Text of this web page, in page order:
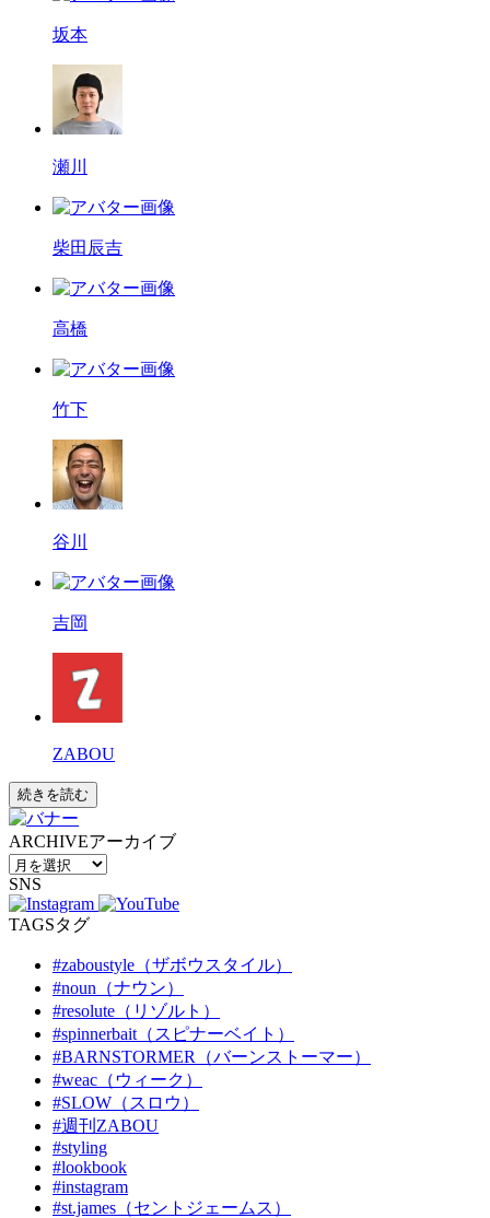
坂本
瀬川
柴田辰吉
高橋
竹下
谷川
吉岡
ZABOU
続きを読む
ARCHIVEアーカイブ
SNS
TAGSタグ
#zaboustyle（ザボウスタイル）
#noun（ナウン）
#resolute（リゾルト）
#spinnerbait（スピナーベイト）
#BARNSTORMER（バーンストーマー）
#weac（ウィーク）
#SLOW（スロウ）
#週刊ZABOU
#styling
#lookbook
#instagram
#st.james（セントジェームス）